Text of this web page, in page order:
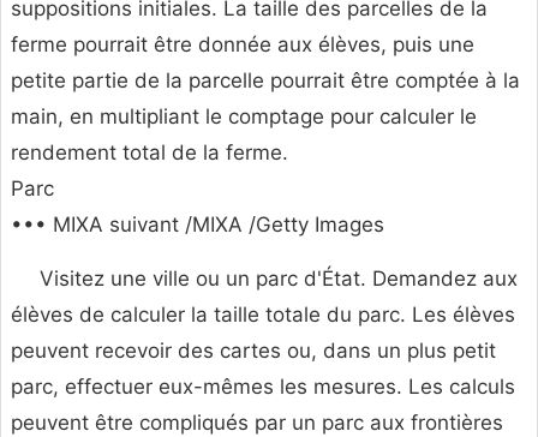
suppositions initiales. La taille des parcelles de la
ferme pourrait être donnée aux élèves, puis une
petite partie de la parcelle pourrait être comptée à la
main, en multipliant le comptage pour calculer le
rendement total de la ferme.
Parc
••• MIXA suivant /MIXA /Getty Images
Visitez une ville ou un parc d'État. Demandez aux
élèves de calculer la taille totale du parc. Les élèves
peuvent recevoir des cartes ou, dans un plus petit
parc, effectuer eux-mêmes les mesures. Les calculs
peuvent être compliqués par un parc aux frontières